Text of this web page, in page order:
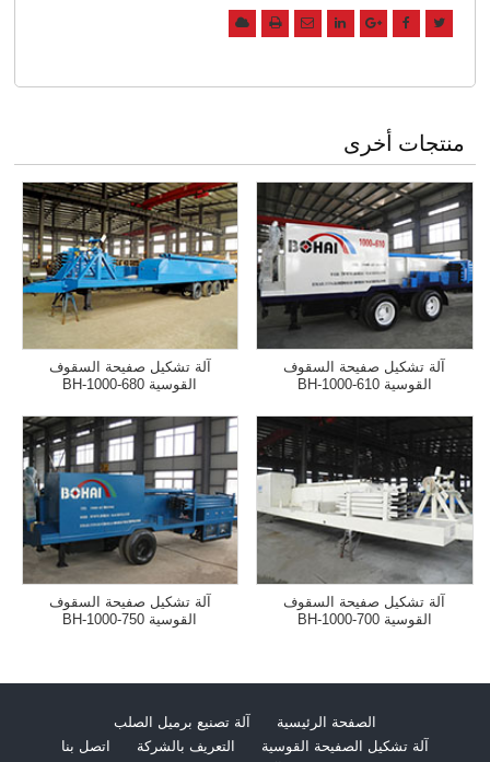
منتجات أخرى
آلة تشكيل صفيحة السقوف
القوسية BH-1000-610
آلة تشكيل صفيحة السقوف
القوسية BH-1000-680
آلة تشكيل صفيحة السقوف
القوسية BH-1000-700
آلة تشكيل صفيحة السقوف
القوسية BH-1000-750
الصفحة الرئيسية
آلة تصنيع برميل الصلب
آلة تشكيل الصفيحة القوسية
التعريف بالشركة
اتصل بنا